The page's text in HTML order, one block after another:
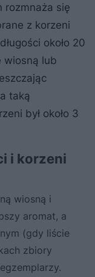
rozmnaża się
z korzeni
około 20
wiosną lub
taką
był około 3
i korzeni
wiosną i
aromat, a
(gdy liście
zbiory